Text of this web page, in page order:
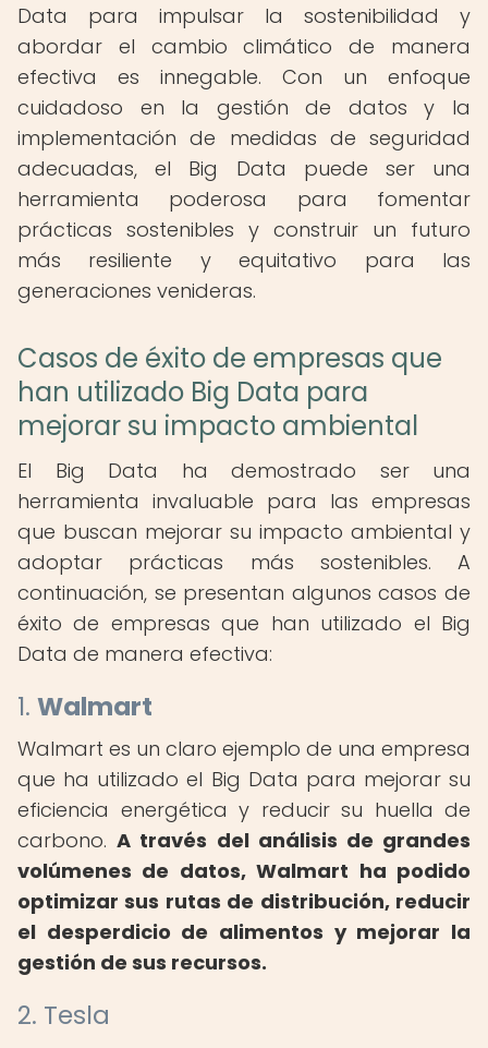
Data para impulsar la sostenibilidad y
abordar el cambio climático de manera
efectiva es innegable. Con un enfoque
cuidadoso en la gestión de datos y la
implementación de medidas de seguridad
adecuadas, el Big Data puede ser una
herramienta poderosa para fomentar
prácticas sostenibles y construir un futuro
más resiliente y equitativo para las
generaciones venideras.
Casos de éxito de empresas que
han utilizado Big Data para
mejorar su impacto ambiental
El Big Data ha demostrado ser una
herramienta invaluable para las empresas
que buscan mejorar su impacto ambiental y
adoptar prácticas más sostenibles. A
continuación, se presentan algunos casos de
éxito de empresas que han utilizado el Big
Data de manera efectiva:
1. Walmart
Walmart es un claro ejemplo de una empresa
que ha utilizado el Big Data para mejorar su
eficiencia energética y reducir su huella de
carbono.A través del análisis de grandes
volúmenes de datos, Walmart ha podido
optimizar sus rutas de distribución, reducir
el desperdicio de alimentos y mejorar la
gestión de sus recursos.
2. Tesla